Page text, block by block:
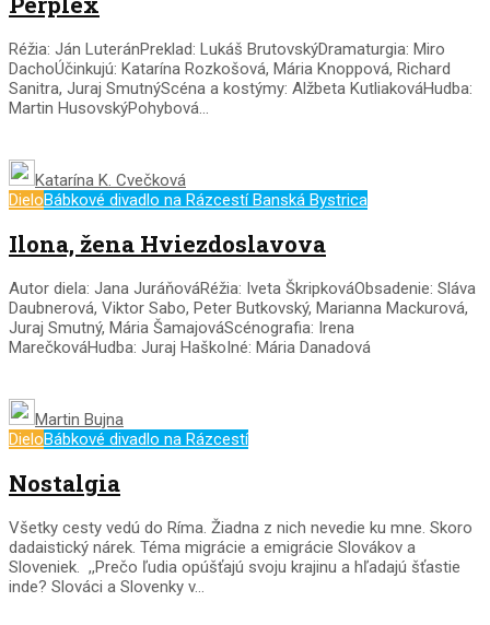
Réžia: Ján LuteránPreklad: Lukáš BrutovskýDramaturgia: Miro
DachoÚčinkujú: Katarína Rozkošová, Mária Knoppová, Richard
Sanitra, Juraj SmutnýScéna a kostýmy: Alžbeta KutliakováHudba:
Martin HusovskýPohybová...
Katarína K. Cvečková
DieloBábkové divadlo na Rázcestí Banská Bystrica
Ilona, žena Hviezdoslavova
Autor diela: Jana JuráňováRéžia: Iveta ŠkripkováObsadenie: Sláva
Daubnerová, Viktor Sabo, Peter Butkovský, Marianna Mackurová,
Juraj Smutný, Mária ŠamajováScénografia: Irena
MarečkováHudba: Juraj HaškoIné: Mária Danadová
Martin Bujna
DieloBábkové divadlo na Rázcestí
Nostalgia
Všetky cesty vedú do Ríma. Žiadna z nich nevedie ku mne. Skoro
dadaistický nárek. Téma migrácie a emigrácie Slovákov a
Sloveniek. ,,Prečo ľudia opúšťajú svoju krajinu a hľadajú šťastie
inde? Slováci a Slovenky v...